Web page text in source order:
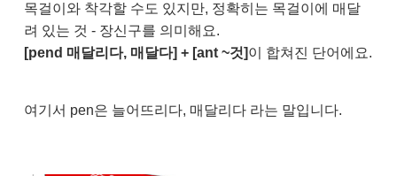
목걸이와 착각할 수도 있지만, 정확히는 목걸이에 매달
려 있는 것 - 장신구를 의미해요.
[pend 매달리다, 매달다] + [ant ~것]이 합쳐진 단어에요.
여기서 pen은 늘어뜨리다, 매달리다 라는 말입니다.